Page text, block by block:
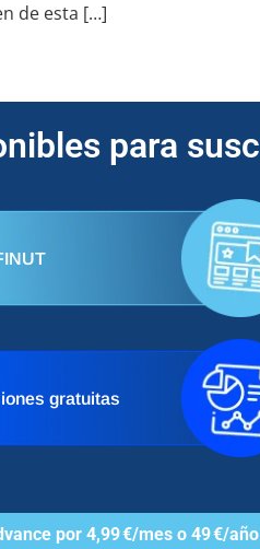
de esta […]
para
gratuitas
por 4,99 €/mes o 49 €/año